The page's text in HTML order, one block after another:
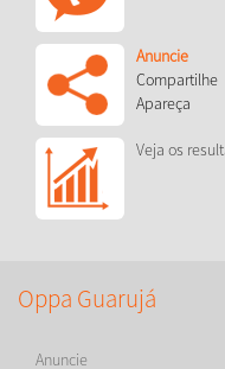
Anuncie
Compartilhe
Apareça
Veja os
Oppa Guarujá
Anuncie